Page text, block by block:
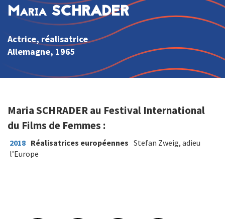
Maria SCHRADER
Actrice, réalisatrice
Allemagne, 1965
Maria SCHRADER au Festival International
du Films de Femmes :
2018 Réalisatrices européennes Stefan Zweig, adieu
l’Europe